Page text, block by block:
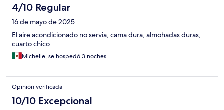
4/10 Regular
16 de mayo de 2025
El aire acondicionado no servia, cama dura, almohadas duras,
cuarto chico
Michelle, se hospedó 3 noches
Opinión verificada
10/10 Excepcional